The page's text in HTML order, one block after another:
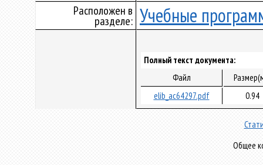
Расположен в
разделе: Учебные
Полный текст документа:
Файл
elib_ac64297.pdf
0.94
Общее